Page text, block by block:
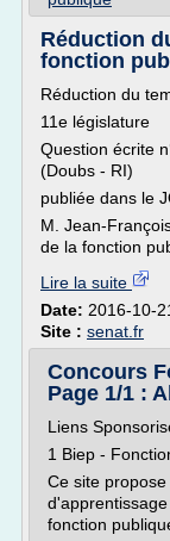
Réduction
fonction
Réduction du
11e législature
Question écrite
(Doubs - RI)
publiée dans le
M. Jean-
de la fonction
Lire la suite
Date: 2016-10-
Site : senat.fr
Concours
Page 1/1 :
Liens
1 Biep -
Ce site
fonction